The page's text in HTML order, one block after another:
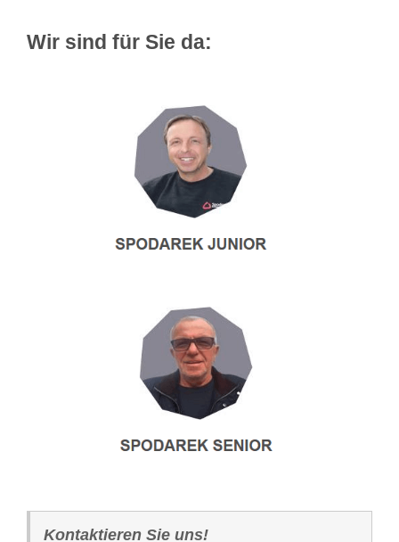
Wir sind für Sie da:
Kontaktieren Sie uns!